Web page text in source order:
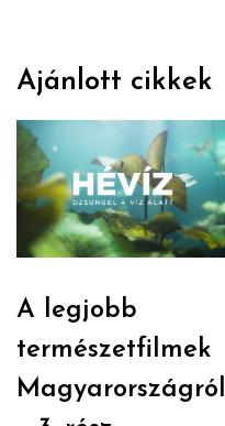
Ajánlott cikkek
A legjobb
természetfilmek
Magyarországról